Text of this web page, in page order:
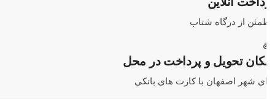
از درگاه شتاب
تحویل و پرداخت در محل
شهر اصفهان با کارت های بانکی